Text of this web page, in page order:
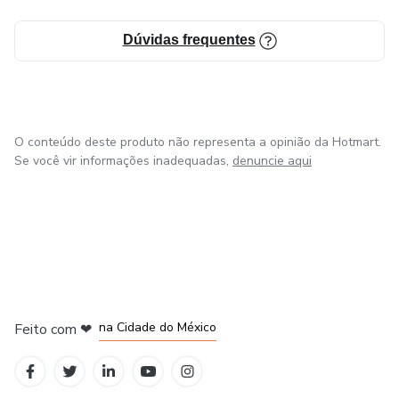
Atua também ministrando cursos, Workshop, eventos por
todo o país, levando seu conhecimento para agregar no dia
profissionais do mercado a melhorar suas técnicas de tosa ,
para se destacarem com seu diferencial dentro do nosso
Dúvidas frequentes
O conteúdo deste produto não representa a opinião da Hotmart.
Se você vir informações inadequadas, denuncie aqui
Feito com ❤ na Cidade do México